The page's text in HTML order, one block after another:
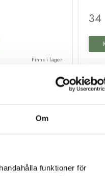
Om
funktioner för
Finns i lager
34